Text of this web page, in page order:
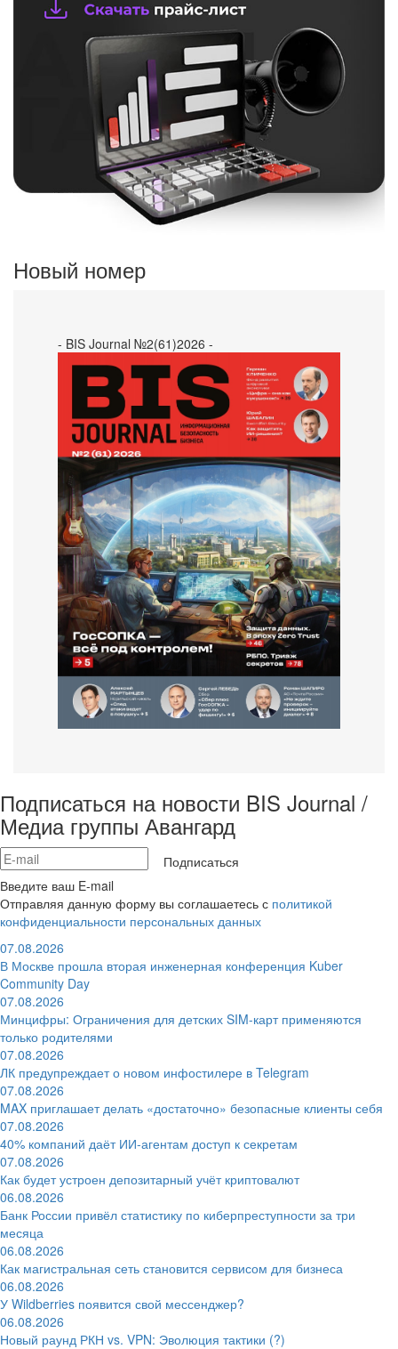
Новый номер
- BIS Journal №2(61)2026 -
Подписаться на новости BIS Journal /
Медиа группы Авангард
Подписаться
Введите ваш E-mail
Отправляя данную форму вы соглашаетесь с политикой
конфиденциальности персональных данных
07.08.2026
В Москве прошла вторая инженерная конференция Kuber
Community Day
07.08.2026
Минцифры: Ограничения для детских SIM-карт применяются
только родителями
07.08.2026
ЛК предупреждает о новом инфостилере в Telegram
07.08.2026
MAX приглашает делать «достаточно» безопасные клиенты себя
07.08.2026
40% компаний даёт ИИ‑агентам доступ к секретам
07.08.2026
Как будет устроен депозитарный учёт криптовалют
06.08.2026
Банк России привёл статистику по киберпреступности за три
месяца
06.08.2026
Как магистральная сеть становится сервисом для бизнеса
06.08.2026
У Wildberries появится свой мессенджер?
06.08.2026
Новый раунд РКН vs. VPN: Эволюция тактики (?)